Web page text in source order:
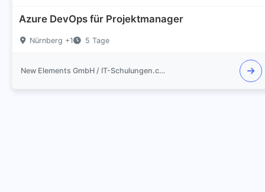
Azure DevOps für Projektmanager
Nürnberg +1 5 Tage
New Elements GmbH / IT-Schulungen.com